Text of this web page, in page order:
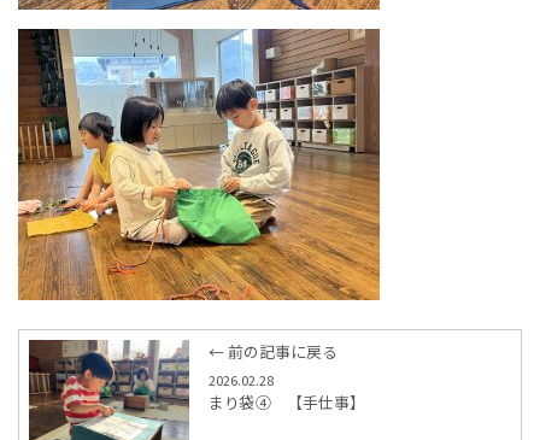
← 前の記事に戻る
2026.02.28
まり袋④ 【手仕事】